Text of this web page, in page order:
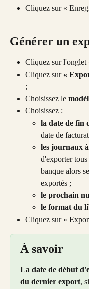
Cliquez sur «
Générer un
Cliquez sur l'onglet
Cliquez sur «
;
Choisissez le
Choisissez :
la date de fin
date de
les journaux
d'exporter
banque alors
exportés ;
le prochain
le format du
Cliquez sur «
À savoir
La date de début
du dernier export,